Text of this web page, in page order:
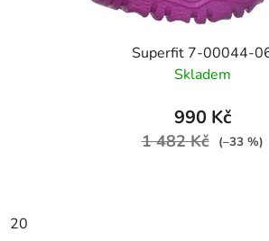
Superfit 7-00044-
Skladem
990 Kč
1 482 Kč (–33 %)
20